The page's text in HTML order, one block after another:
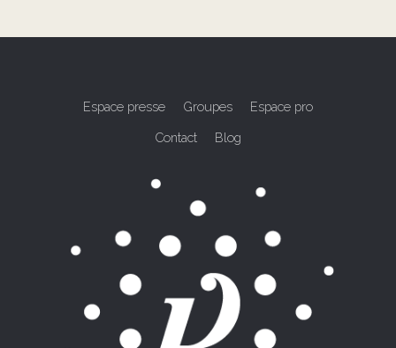
Espace presse Groupes Espace pro
Contact Blog